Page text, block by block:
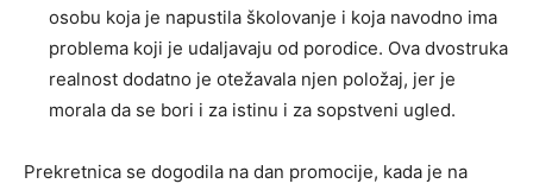
osobu koja je napustila školovanje i koja navodno ima
problema koji je udaljavaju od porodice. Ova dvostruka
realnost dodatno je otežavala njen položaj, jer je
morala da se bori i za istinu i za sopstveni ugled.
Prekretnica se dogodila na dan promocije, kada je na